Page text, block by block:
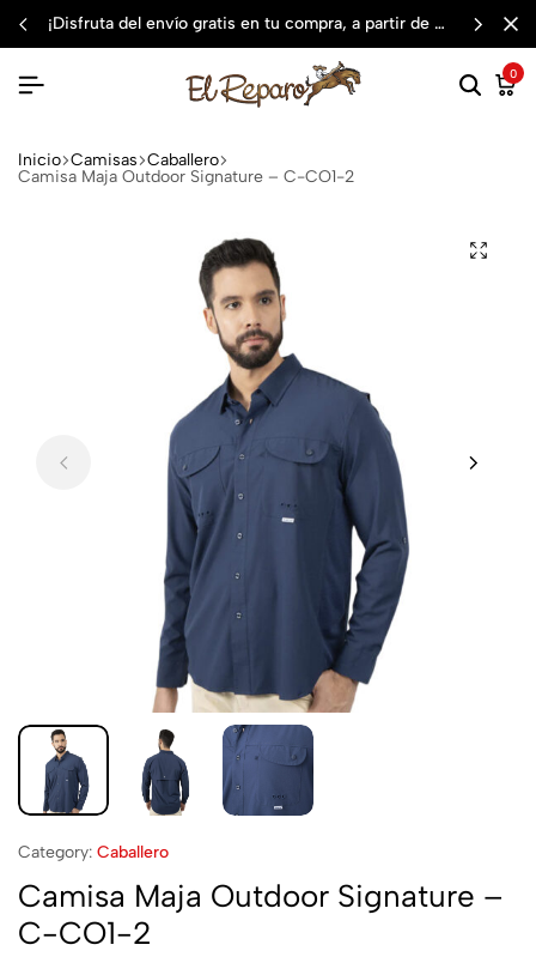
¡disfruta del envío gratis en tu compra, a partir de $3,000 mxn
0
Inicio Camisas Caballero
Camisa Maja Outdoor Signature – C-CO1-2
Category: Caballero
Camisa Maja Outdoor Signature –
C-CO1-2